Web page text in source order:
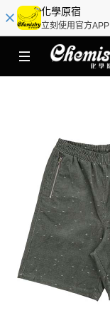
化學原宿
立刻使用官方APP